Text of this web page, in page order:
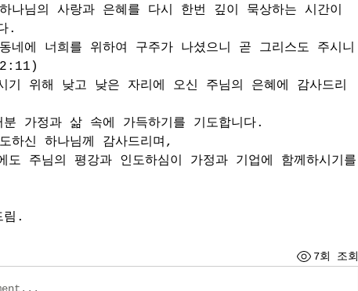
나님의 사랑과 은혜를 다시 한번 깊이 묵상하는 시간이
.
네에 너희를 위하여 구주가 나셨으니 곧 그리스도 주시니
기 위해 낮고 낮은 자리에 오신 주님의 은혜에 감사드리
가정과 삶 속에 가득하기를 기도합니다.
하신 하나님께 감사드리며,
도 주님의 평강과 인도하심이 가정과 기업에 함께하시기를
림.
7회 조회